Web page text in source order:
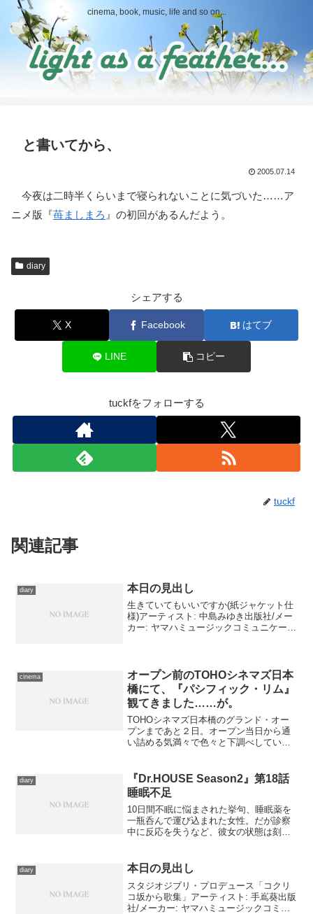
cinema, book, music, life and so on...
と書いてから、
2005.07.14
今夜は二時半くらいまで寝られないことに気づいた……ア
ニメ版『苺ましまろ 』の初回があるんだよう。
diary
シェアする
X Facebook はてブ
LINE コピー
tuckfをフォローする
tuckf
関連記事
diary 本日の見出し
生きていてもいいですか(紙ジャケット仕
様)アーティスト: 中島みゆき出版社/メー
カー: ヤマハミュージックコミュニケーシ
cinema
オープン前のTOHOシネマズ日本
橋にて、『パシフィック・リム』
観てきました……が。
TOHOシネマズ日本橋のグランド・オー
プンまであと２日。オープン当日から通
い詰める気満々で色々と下調べしていま
行われるのを知り、確保のうえ、夕方か
ら現地に馳せ参じました...
diary
『Dr.HOUSE Season2』第18話
睡眠不足
10日間不眠に悩まされた挙句、睡眠薬を
一瓶呑んで運び込まれた女性。だが診察
中に反応を失うなど、彼女の状態は刻一
を借用されたことに立腹、ふたりの関係
も悪化の一途を辿り、治...
diary 本日の見出し
スタジオジブリ・プロデュース「コクリ
コ坂から歌集」アーティスト: 手嶌葵出版
社/メーカー: ヤマハミュージックコミュ